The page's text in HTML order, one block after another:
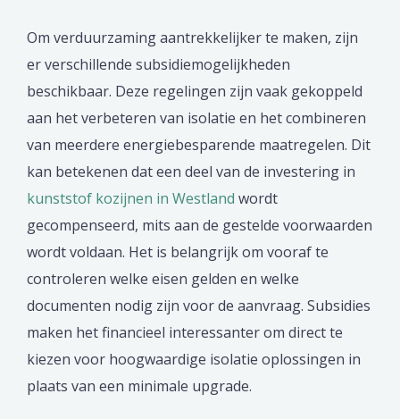
Om verduurzaming aantrekkelijker te maken, zijn
er verschillende subsidiemogelijkheden
beschikbaar. Deze regelingen zijn vaak gekoppeld
aan het verbeteren van isolatie en het combineren
van meerdere energiebesparende maatregelen. Dit
kan betekenen dat een deel van de investering in
kunststof kozijnen in Westland wordt
gecompenseerd, mits aan de gestelde voorwaarden
wordt voldaan. Het is belangrijk om vooraf te
controleren welke eisen gelden en welke
documenten nodig zijn voor de aanvraag. Subsidies
maken het financieel interessanter om direct te
kiezen voor hoogwaardige isolatie oplossingen in
plaats van een minimale upgrade.